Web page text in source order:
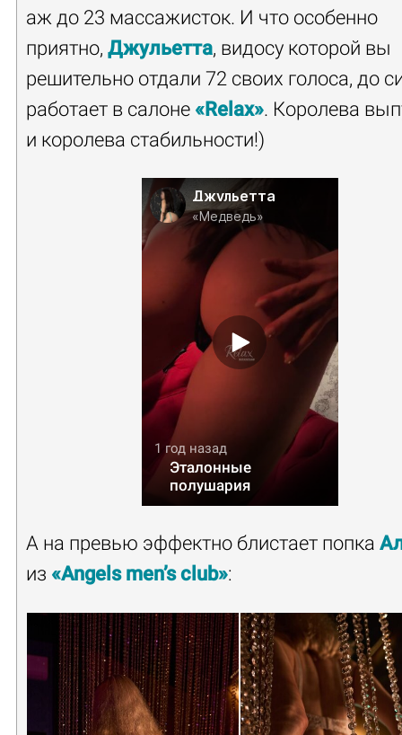
аж до 23 массажисток. И что особенно
приятно, Джульетта, видосу которой вы
решительно отдали 72 своих голоса, до
работает в салоне «Relax». Королева
и королева стабильности!)
1 год назад
Эталонные
полушария
Джульетта
«Медведь»
А на превью эффектно блистает попка
из «Angels men’s club»: